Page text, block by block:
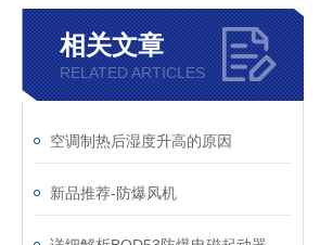
相关文章
RELATED ARTICLES
空调制热后湿度升高的原因
新品推荐-防爆风机